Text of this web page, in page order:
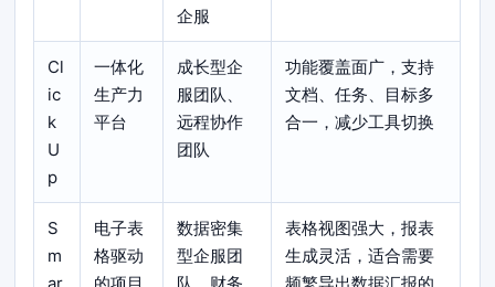
企服
Cl
ic
k
U
p
一体化
生产力
平台
成长型企
服团队、
远程协作
团队
功能覆盖面广，支持
文档、任务、目标多
合一，减少工具切换
S
m
ar
电子表
格驱动
的项目
数据密集
型企服团
队、财务
表格视图强大，报表
生成灵活，适合需要
频繁导出数据汇报的